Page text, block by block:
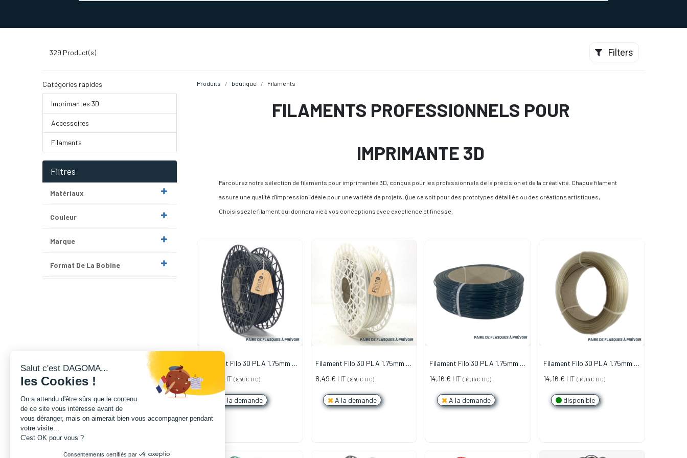
329 Product(s) Filters
Catégories rapides
Imprimantes 3D
Accessoires
Filaments
Filtres
Matériaux
Couleur
Marque
Format De La Bobine
Produits boutique Filaments
FILAMENTS PROFESSIONNELS POUR
IMPRIMANTE 3D
Parcourez notre sélection de filaments pour imprimantes 3D, conçus pour les professionnels de la précision et de la créativité. Chaque filament
assure une qualité d'impression idéale pour une variété de projets. Que ce soit pour des prototypes détaillés ou des créations artistiques,
Choisissez le filament qui donnera vie à vos conceptions avec excellence et finesse.
Filament Filo 3D PLA 1.75mm -
8,49 HT ( 8,49 € TTC)
A la demande
Filament Filo 3D PLA 1.75mm -
8,49 € HT ( 8,49 € TTC)
A la demande
Filament Filo 3D PLA 1.75mm -
14,16 € HT ( 14,16€ TTC)
A la demande
Filament Filo 3D PLA 1.75mm -
14,16 € HT ( 14,16€ TTC)
disponible
Salut c'est DAGOMA...
les Cookies !
On a attendu d'être sûrs que le contenu
de ce site vous intéresse avant de
vous déranger, mais on aimerait bien vous accompagner pendant
votre visite...
C'est OK pour vous ?
Consentements certifiés par